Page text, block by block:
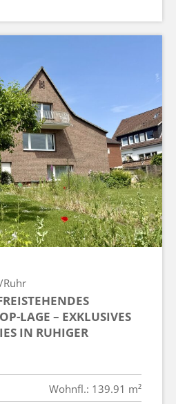
Ruhr
LAGE – EXKLUSIVES
IN RUHIGER
Wohnfl.: 139.91 m²